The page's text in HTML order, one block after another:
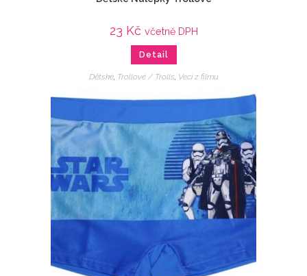
23 Kč včetně DPH
Detail
Dětské, Trollové / Trolls Veci z filmu